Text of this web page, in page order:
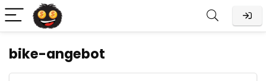
bike-angebot